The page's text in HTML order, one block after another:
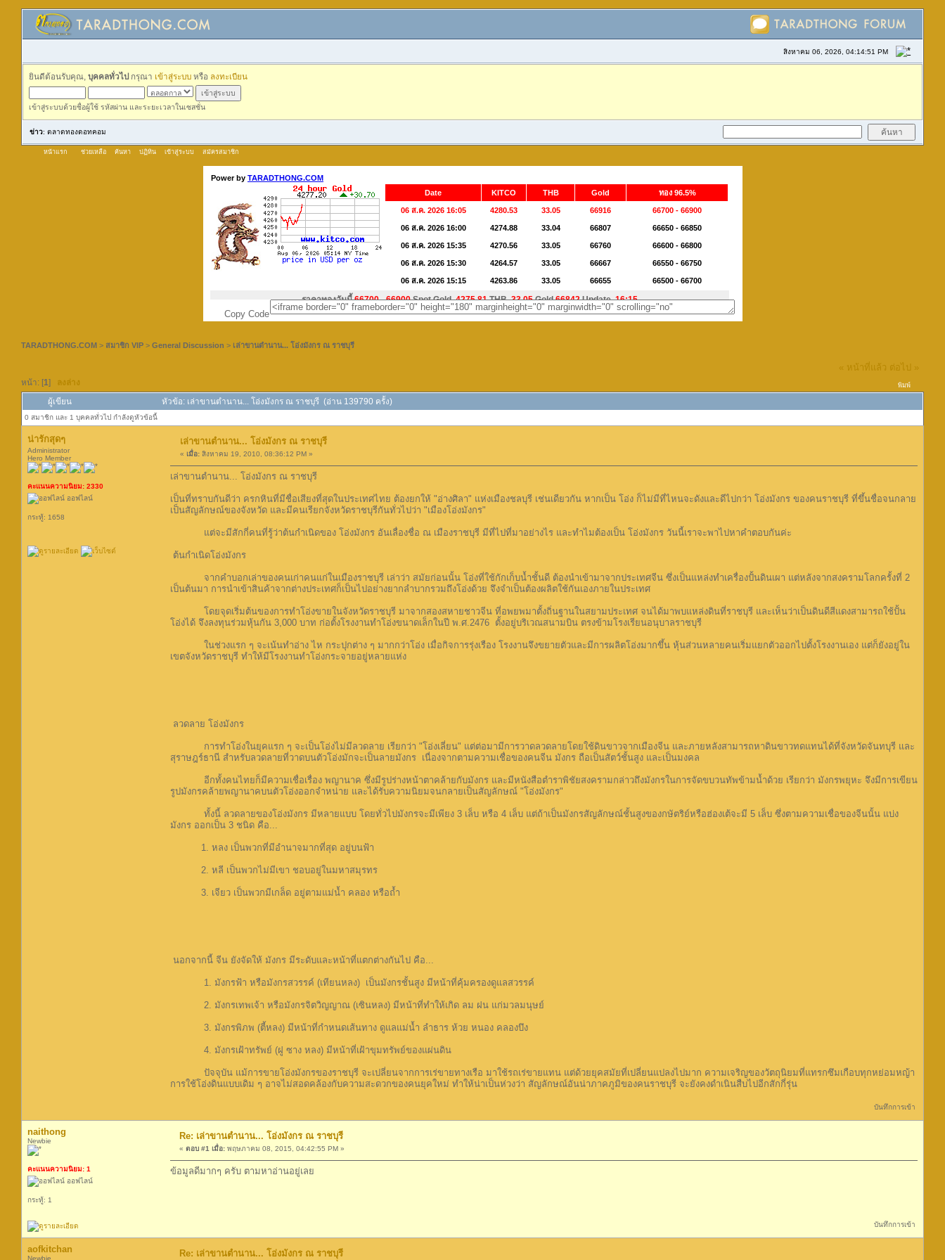
สิงหาคม 06, 2026, 04:14:51 PM
ยินดีต้อนรับคุณ, บุคคลทั่วไป กรุณา เข้าสู่ระบบ หรือ ลงทะเบียน
เข้าสู่ระบบด้วยชื่อผู้ใช้ รหัสผ่าน และระยะเวลาในเซสชั่น
ข่าว: ตลาดทองดอทคอม
หน้าแรก ช่วยเหลือ ค้นหา ปฏิทิน เข้าสู่ระบบ สมัครสมาชิก
Copy Code
TARADTHONG.COM > สมาชิก VIP > General Discussion > เล่าขานตำนาน... โอ่งมังกร ณ ราชบุรี
หน้า: [1] ลงล่าง
« หน้าที่แล้ว ต่อไป »
พิมพ์
ผู้เขียน หัวข้อ: เล่าขานตำนาน... โอ่งมังกร ณ ราชบุรี (อ่าน 139790 ครั้ง)
0 สมาชิก และ 1 บุคคลทั่วไป กำลังดูหัวข้อนี้
น่ารักสุดๆ
Administrator
Hero Member
คะแนนความนิยม: 2330
ออฟไลน์
กระทู้: 1658
เล่าขานตำนาน... โอ่งมังกร ณ ราชบุรี
« เมื่อ: สิงหาคม 19, 2010, 08:36:12 PM »
เล่าขานตำนาน... โอ่งมังกร ณ ราชบุรี
เป็นที่ทราบกันดีว่า ครกหินที่มีชื่อเสียงที่สุดในประเทศไทย ต้องยกให้ "อ่างศิลา" แห่งเมืองชลบุรี เช่นเดียวกัน หากเป็น โอ่ง ก็ไม่มีที่ไหนจะดังและดีไปกว่า โอ่งมังกร ของคนราชบุรี ที่ขึ้นชื่อจนกลาย
เป็นสัญลักษณ์ของจังหวัด และมีคนเรียกจังหวัดราชบุรีกันทั่วไปว่า "เมืองโอ่งมังกร"
แต่จะมีสักกี่คนที่รู้ว่าต้นกำเนิดของ โอ่งมังกร อันเลื่องชื่อ ณ เมืองราชบุรี มีที่ไปที่มาอย่างไร และทำไมต้องเป็น โอ่งมังกร วันนี้เราจะพาไปหาคำตอบกันค่ะ
ต้นกำเนิดโอ่งมังกร
จากคำบอกเล่าของคนเก่าคนแก่ในเมืองราชบุรี เล่าว่า สมัยก่อนนั้น โอ่งที่ใช้กักเก็บน้ำชั้นดี ต้องนำเข้ามาจากประเทศจีน ซึ่งเป็นแหล่งทำเครื่องปั้นดินเผา แต่หลังจากสงครามโลกครั้งที่ 2
เป็นต้นมา การนำเข้าสินค้าจากต่างประเทศก็เป็นไปอย่างยากลำบากรวมถึงโอ่งด้วย จึงจำเป็นต้องผลิตใช้กันเองภายในประเทศ
โดยจุดเริ่มต้นของการทำโอ่งขายในจังหวัดราชบุรี มาจากสองสหายชาวจีน ที่อพยพมาตั้งถิ่นฐานในสยามประเทศ จนได้มาพบแหล่งดินที่ราชบุรี และเห็นว่าเป็นดินดีสีแดงสามารถใช้ปั้น
โอ่งได้ จึงลงทุนร่วมหุ้นกัน 3,000 บาท ก่อตั้งโรงงานทำโอ่งขนาดเล็กในปี พ.ศ.2476 ตั้งอยู่บริเวณสนามบิน ตรงข้ามโรงเรียนอนุบาลราชบุรี
ในช่วงแรก ๆ จะเน้นทำอ่าง ไห กระปุกต่าง ๆ มากกว่าโอ่ง เมื่อกิจการรุ่งเรือง โรงงานจึงขยายตัวและมีการผลิตโอ่งมากขึ้น หุ้นส่วนหลายคนเริ่มแยกตัวออกไปตั้งโรงงานเอง แต่ก็ยังอยู่ใน
เขตจังหวัดราชบุรี ทำให้มีโรงงานทำโอ่งกระจายอยู่หลายแห่ง
ลวดลาย โอ่งมังกร
การทำโอ่งในยุคแรก ๆ จะเป็นโอ่งไม่มีลวดลาย เรียกว่า "โอ่งเลี่ยน" แต่ต่อมามีการวาดลวดลายโดยใช้ดินขาวจากเมืองจีน และภายหลังสามารถหาดินขาวทดแทนได้ที่จังหวัดจันทบุรี และ
สุราษฎร์ธานี สำหรับลวดลายที่วาดบนตัวโอ่งมักจะเป็นลายมังกร เนื่องจากตามความเชื่อของคนจีน มังกร ถือเป็นสัตว์ชั้นสูง และเป็นมงคล
อีกทั้งคนไทยก็มีความเชื่อเรื่อง พญานาค ซึ่งมีรูปร่างหน้าตาคล้ายกับมังกร และมีหนังสือตำราพิชัยสงครามกล่าวถึงมังกรในการจัดขบวนทัพข้ามน้ำด้วย เรียกว่า มังกรพยุหะ จึงมีการเขียน
รูปมังกรคล้ายพญานาคบนตัวโอ่งออกจำหน่าย และได้รับความนิยมจนกลายเป็นสัญลักษณ์ "โอ่งมังกร"
ทั้งนี้ ลวดลายของโอ่งมังกร มีหลายแบบ โดยทั่วไปมังกรจะมีเพียง 3 เล็บ หรือ 4 เล็บ แต่ถ้าเป็นมังกรสัญลักษณ์ชั้นสูงของกษัตริย์หรือฮ่องเต้จะมี 5 เล็บ ซึ่งตามความเชื่อของจีนนั้น แบ่ง
มังกร ออกเป็น 3 ชนิด คือ...
1. หลง เป็นพวกที่มีอำนาจมากที่สุด อยู่บนฟ้า
2. หลี เป็นพวกไม่มีเขา ชอบอยู่ในมหาสมุรทร
3. เจียว เป็นพวกมีเกล็ด อยู่ตามแม่น้ำ คลอง หรือถ้ำ
นอกจากนี้ จีน ยังจัดให้ มังกร มีระดับและหน้าที่แตกต่างกันไป คือ...
1. มังกรฟ้า หรือมังกรสวรรค์ (เทียนหลง) เป็นมังกรชั้นสูง มีหน้าที่คุ้มครองดูแลสวรรค์
2. มังกรเทพเจ้า หรือมังกรจิตวิญญาณ (เซินหลง) มีหน้าที่ทำให้เกิด ลม ฝน แก่มวลมนุษย์
3. มังกรพิภพ (ตี้หลง) มีหน้าที่กำหนดเส้นทาง ดูแลแม่น้ำ ลำธาร ห้วย หนอง คลองบึง
4. มังกรเฝ้าทรัพย์ (ฝู ซาง หลง) มีหน้าที่เฝ้าขุมทรัพย์ของแผ่นดิน
ปัจจุบัน แม้การขายโอ่งมังกรของราชบุรี จะเปลี่ยนจากการเร่ขายทางเรือ มาใช้รถเร่ขายแทน แต่ด้วยยุคสมัยที่เปลี่ยนแปลงไปมาก ความเจริญของวัตถุนิยมที่แทรกซึมเกือบทุกหย่อมหญ้า
การใช้โอ่งดินแบบเดิม ๆ อาจไม่สอดคล้องกับความสะดวกของคนยุคใหม่ ทำให้น่าเป็นห่วงว่า สัญลักษณ์อันน่าภาคภูมิของคนราชบุรี จะยังคงดำเนินสืบไปอีกสักกี่รุ่น
บันทึกการเข้า
naithong
Newbie
คะแนนความนิยม: 1
ออฟไลน์
กระทู้: 1
Re: เล่าขานตำนาน... โอ่งมังกร ณ ราชบุรี
« ตอบ #1 เมื่อ: พฤษภาคม 08, 2015, 04:42:55 PM »
ข้อมูลดีมากๆ ครับ ตามหาอ่านอยู่เลย
บันทึกการเข้า
aofkitchan
Newbie Re: เล่าขานตำนาน... โอ่งมังกร ณ ราชบุรี